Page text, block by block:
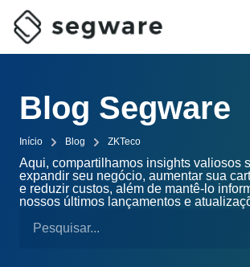
Blog Segware
Início Blog ZKTeco
Aqui, compartilhamos insights valiosos
expandir seu negócio, aumentar sua
e reduzir custos, além de mantê-lo
nossos últimos lançamentos e